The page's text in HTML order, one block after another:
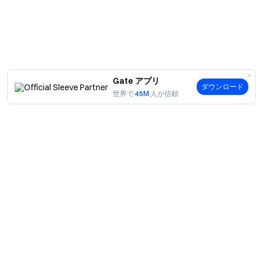
Gate アプリ
世界で45M 人が信頼
ダウンロード
不正行為、ウォッシュ取引、架空取引、その他不正